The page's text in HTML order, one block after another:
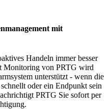
mit
Handeln immer besser
Monitoring von PRTG wird
unterstützt - wenn die
oder ein Endpunkt sein
PRTG Sie sofort per